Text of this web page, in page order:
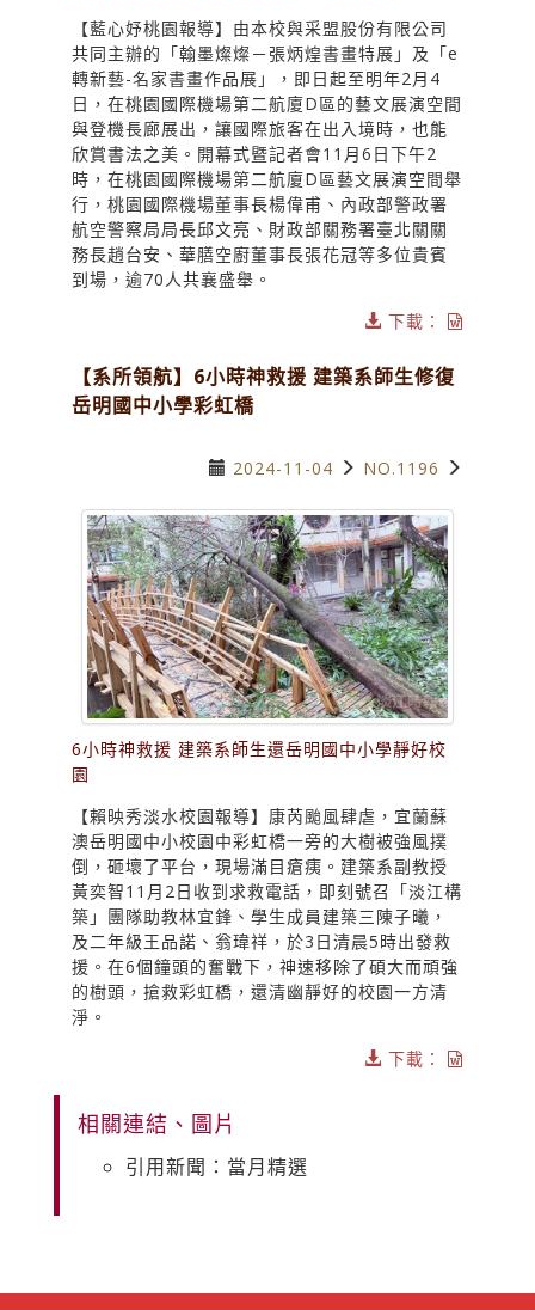
【藍心妤桃園報導】由本校與采盟股份有限公司
共同主辦的「翰墨燦燦－張炳煌書畫特展」及「e
轉新藝-名家書畫作品展」，即日起至明年2月4
日，在桃園國際機場第二航廈D區的藝文展演空間
與登機長廊展出，讓國際旅客在出入境時，也能
欣賞書法之美。開幕式暨記者會11月6日下午2
時，在桃園國際機場第二航廈D區藝文展演空間舉
行，桃園國際機場董事長楊偉甫、內政部警政署
航空警察局局長邱文亮、財政部關務署臺北關關
務長趙台安、華膳空廚董事長張花冠等多位貴賓
到場，逾70人共襄盛舉。
下載：
【系所領航】6小時神救援 建築系師生修復
岳明國中小學彩虹橋
2024-11-04 NO.1196
6小時神救援 建築系師生還岳明國中小學靜好校
園
【賴映秀淡水校園報導】康芮颱風肆虐，宜蘭蘇
澳岳明國中小校園中彩虹橋一旁的大樹被強風撲
倒，砸壞了平台，現場滿目瘡痍。建築系副教授
黃奕智11月2日收到求救電話，即刻號召「淡江構
築」團隊助教林宜鋒、學生成員建築三陳子曦，
及二年級王品諾、翁瑋祥，於3日清晨5時出發救
援。在6個鐘頭的奮戰下，神速移除了碩大而頑強
的樹頭，搶救彩虹橋，還清幽靜好的校園一方清
淨。
下載：
相關連結、圖片
引用新聞：當月精選